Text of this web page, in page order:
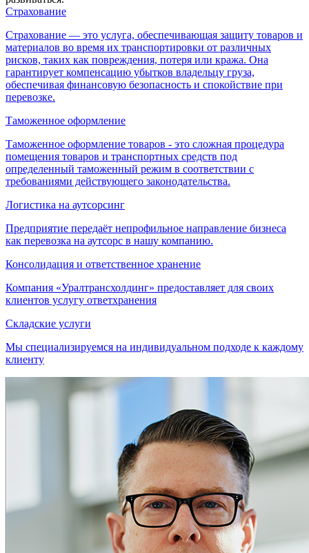
Страхование
Страхование — это услуга, обеспечивающая защиту товаров и
материалов во время их транспортировки от различных
рисков, таких как повреждения, потеря или кража. Она
гарантирует компенсацию убытков владельцу груза,
обеспечивая финансовую безопасность и спокойствие при
перевозке.
Таможенное оформление
Таможенное оформление товаров - это сложная процедура
помещения товаров и транспортных средств под
определенный таможенный режим в соответствии с
требованиями действующего законодательства.
Логистика на аутсорсинг
Предприятие передаёт непрофильное направление бизнеса
как перевозка на аутсорс в нашу компанию.
Консолидация и ответственное хранение
Компания «Уралтрансхолдинг» предоставляет для своих
клиентов услугу ответхранения
Складские услуги
Мы специализируемся на индивидуальном подходе к каждому
клиенту